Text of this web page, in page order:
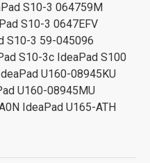
S10-3 064759M
S10-3 0647EFV
S10-3 59-045096
S10-3c IdeaPad S100
U160-08945KU
U160-08945MU
IdeaPad U165-ATH